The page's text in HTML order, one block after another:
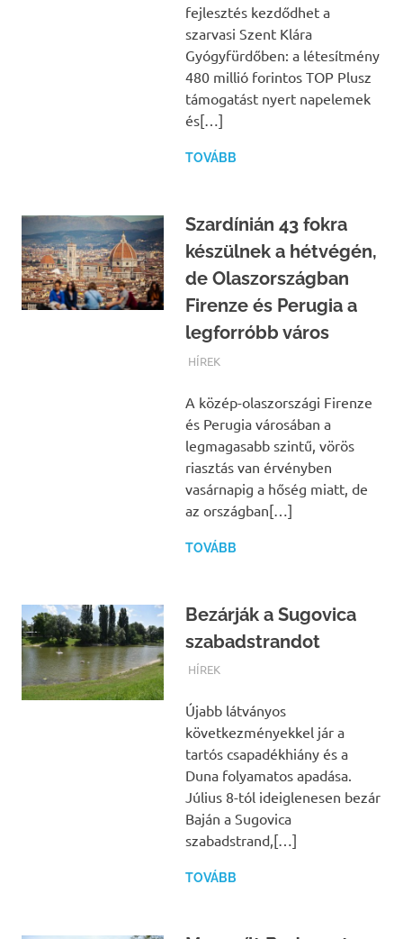
fejlesztés kezdődhet a
szarvasi Szent Klára
Gyógyfürdőben: a létesítmény
480 millió forintos TOP Plusz
támogatást nyert napelemek
és[…]
TOVÁBB
Szardínián 43 fokra
készülnek a hétvégén,
de Olaszországban
Firenze és Perugia a
legforróbb város
TERMALFURDOK.COM
HÍREK
A közép-olaszországi Firenze
és Perugia városában a
legmagasabb szintű, vörös
riasztás van érvényben
vasárnapig a hőség miatt, de
az országban[…]
TOVÁBB
Bezárják a Sugovica
szabadstrandot
TERMALFURDOK.COM
HÍREK
Újabb látványos
következményekkel jár a
tartós csapadékhiány és a
Duna folyamatos apadása.
Július 8-tól ideiglenesen bezár
Baján a Sugovica
szabadstrand,[…]
TOVÁBB